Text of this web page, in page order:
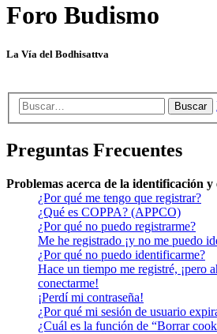
Foro Budismo
La Vía del Bodhisattva
Buscar
Preguntas Frecuentes
Problemas acerca de la identificación y
¿Por qué me tengo que registrar?
¿Qué es COPPA? (APPCO)
¿Por qué no puedo registrarme?
Me he registrado ¡y no me puedo
¿Por qué no puedo identificarme?
Hace un tiempo me registré, ¡pero
conectarme!
¡Perdí mi contraseña!
¿Por qué mi sesión de usuario
¿Cuál es la función de “Borrar